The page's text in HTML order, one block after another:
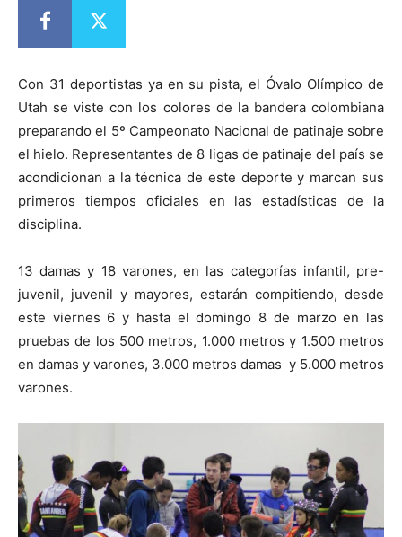
Con 31 deportistas ya en su pista, el Óvalo Olímpico de
Utah se viste con los colores de la bandera colombiana
preparando el 5º Campeonato Nacional de patinaje sobre
el hielo. Representantes de 8 ligas de patinaje del país se
acondicionan a la técnica de este deporte y marcan sus
primeros tiempos oficiales en las estadísticas de la
disciplina.
13 damas y 18 varones, en las categorías infantil, pre-
juvenil, juvenil y mayores, estarán compitiendo, desde
este viernes 6 y hasta el domingo 8 de marzo en las
pruebas de los 500 metros, 1.000 metros y 1.500 metros
en damas y varones, 3.000 metros damas y 5.000 metros
varones.